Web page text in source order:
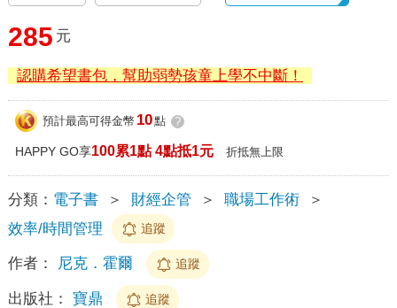
285 元
認購希望書包，幫助弱勢孩童上學不中斷！
預計最高可得金幣 10點 ?
HAPPY GO享100累1點 4點抵1元 折抵無上限
分類： 電子書 ＞ 財經企管 ＞ 職場工作術
＞
效率/時間管理
追蹤
作者： 尼克．霍爾 追蹤
出版社： 寶鼎 追蹤